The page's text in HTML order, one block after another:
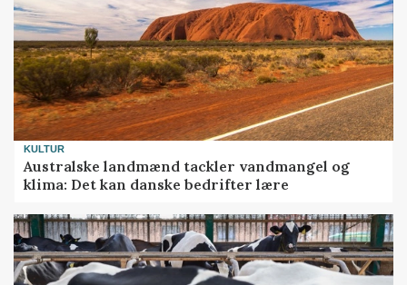
KULTUR
Australske landmænd tackler vandmangel og
klima: Det kan danske bedrifter lære